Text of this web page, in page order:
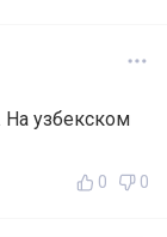
На узбекском
0 0